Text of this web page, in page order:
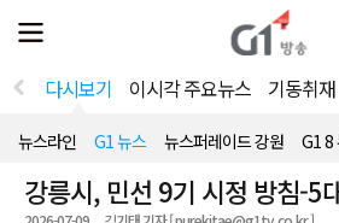
전
체
뉴
열
다시보기 이시각 주요뉴스 기동취재
뉴스라인 G1 뉴스 뉴스퍼레이드 강원 G1 8
강릉시, 민선 9기 시정 방침-5